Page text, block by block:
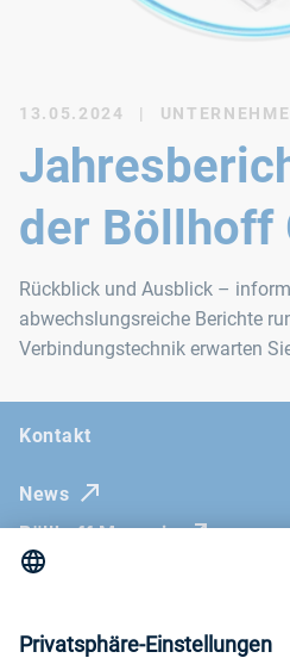
13.05.2024 |
der Böllhoff
Rückblick und Ausblick –
abwechslungsreiche Berichte
Verbindungstechnik erwarten
Kontakt
News
Böllhoff Magazin
Messen und Seminare
Impressum